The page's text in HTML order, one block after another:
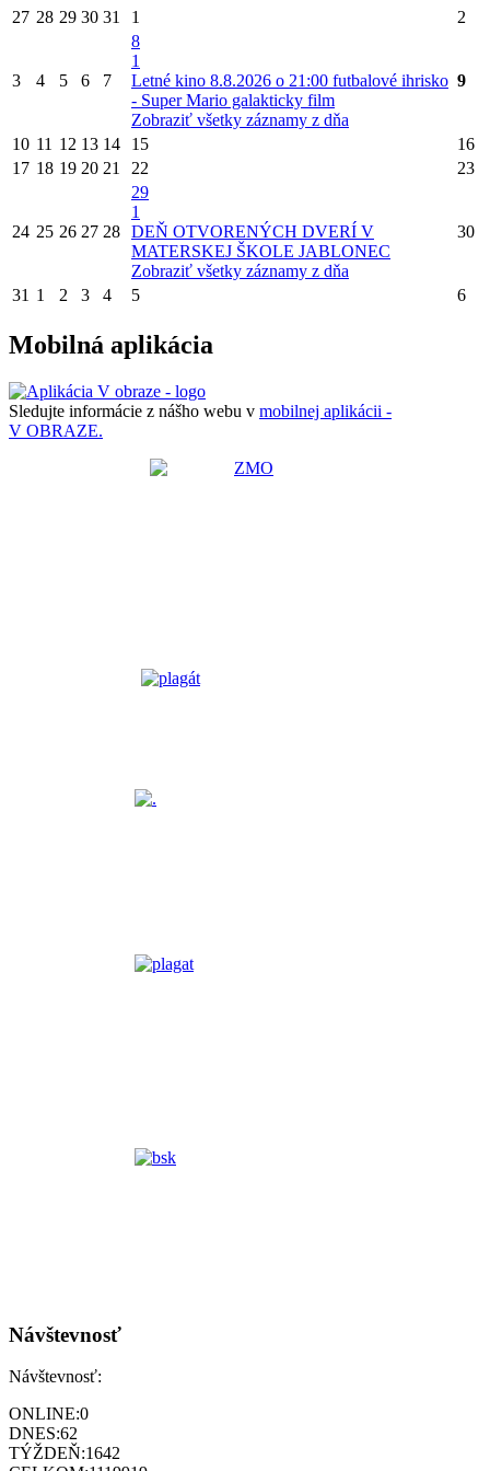
27 28 29 30 31 1 2
3 4 5 6 7
8
1
Letné kino 8.8.2026 o 21:00 futbalové ihrisko
- Super Mario galakticky film
Zobraziť všetky záznamy z dňa
9
10 11 12 13 14 15
16
17 18 19 20 21 22 23
24 25 26 27 28
29
1
DEŇ OTVORENÝCH DVERÍ V
MATERSKEJ ŠKOLE JABLONEC
Zobraziť všetky záznamy z dňa
30
31 1 2 3 4 5 6
Mobilná aplikácia
Sledujte informácie z nášho webu v mobilnej aplikácii -
V OBRAZE.
Návštevnosť
Návštevnosť:
ONLINE:0
DNES:62
TÝŽDEŇ:1642